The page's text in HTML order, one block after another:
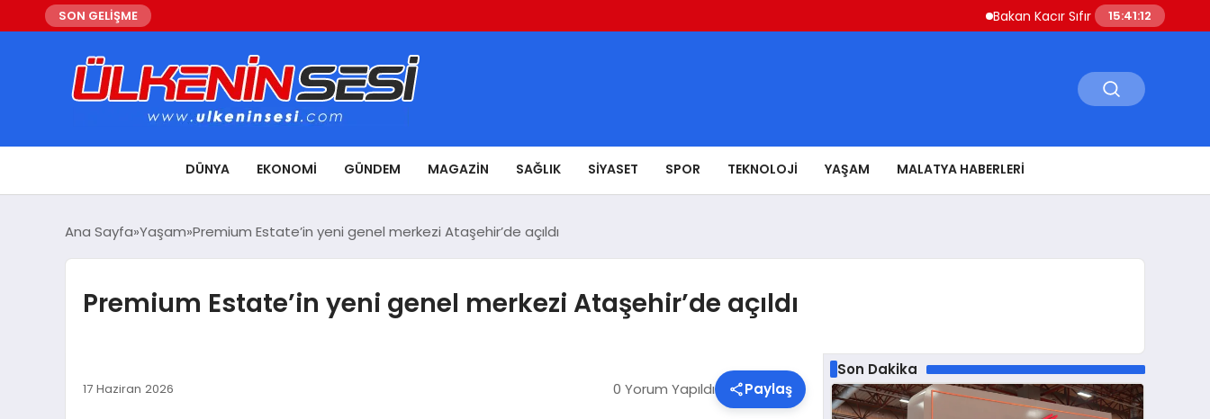
SON GELİŞME Bakan Kacır Sıfır Atık Projelerine 914 Milyon
15:41:13
DÜNYA EKONOMI GÜNDEM MAGAZIN SAĞLIK SIYASET SPOR TEKNOLOJI YAŞAM MALATYA HABERLERI
Ana Sayfa Yaşam Premium Estate’in yeni genel merkezi Ataşehir’de açıldı
Premium Estate’in yeni genel merkezi Ataşehir’de açıldı
17 Haziran 2026 0 Yorum Yapıldı Paylaş
Son Dakika